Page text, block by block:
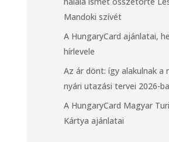
Mandoki szívét
A HungaryCard ajánlatai,
hírlevele
Az ár dönt: így alakulnak a
nyári utazási tervei 2026-
A HungaryCard Magyar
Kártya ajánlatai